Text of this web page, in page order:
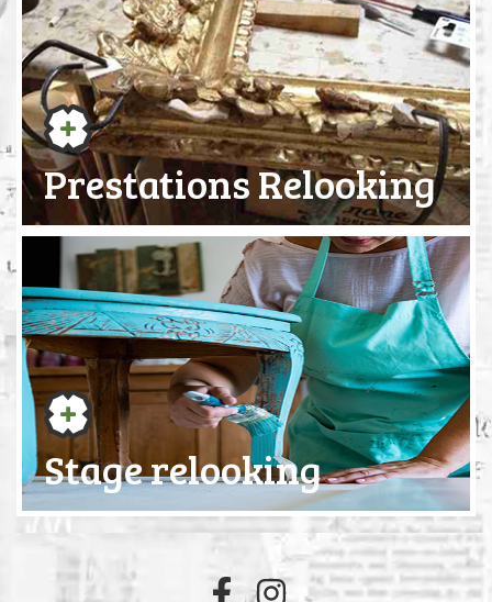
Prestations Relooking
Stage relooking